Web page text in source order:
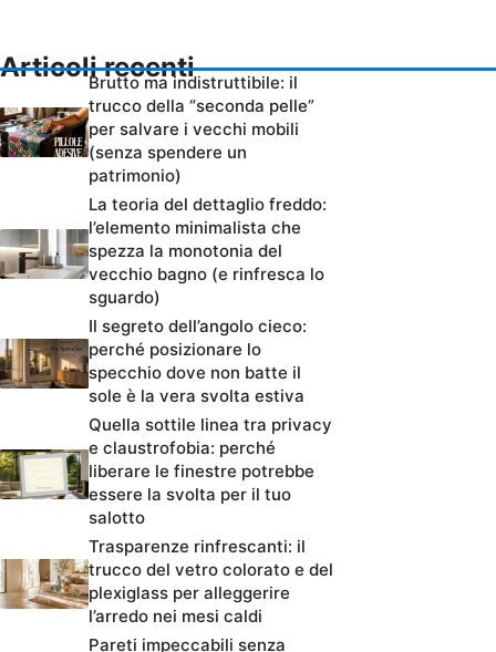
Articoli recenti
Brutto ma indistruttibile: il
trucco della “seconda pelle”
per salvare i vecchi mobili
(senza spendere un
patrimonio)
La teoria del dettaglio freddo:
l’elemento minimalista che
spezza la monotonia del
vecchio bagno (e rinfresca lo
sguardo)
Il segreto dell’angolo cieco:
perché posizionare lo
specchio dove non batte il
sole è la vera svolta estiva
Quella sottile linea tra privacy
e claustrofobia: perché
liberare le finestre potrebbe
essere la svolta per il tuo
salotto
Trasparenze rinfrescanti: il
trucco del vetro colorato e del
plexiglass per alleggerire
l’arredo nei mesi caldi
Pareti impeccabili senza